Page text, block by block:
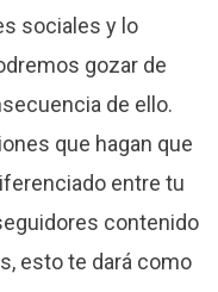
sociales y lo
gozar de
de ello.
que hagan que
entre tu
contenido
esto te dará como